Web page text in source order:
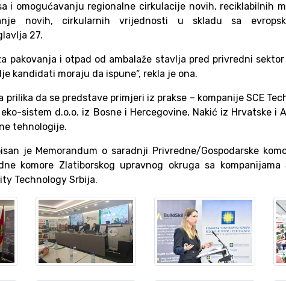
i omogućavanju regionalne cirkulacije novih, reciklabilnih
novih, cirkularnih vrijednosti u skladu sa
27.
pakovanja i otpad od ambalaže stavlja pred privredni
kandidati moraju da ispune“, rekla je ona.
da se predstave primjeri iz prakse – kompanije SCE
eko-sistem d.o.o. iz Bosne i Hercegovine, Nakić iz Hrvatske i
tehnologije.
je Memorandum o saradnji Privredne/Gospodarske
komore Zlatiborskog upravnog okruga sa kompanijama
Technology Srbija.